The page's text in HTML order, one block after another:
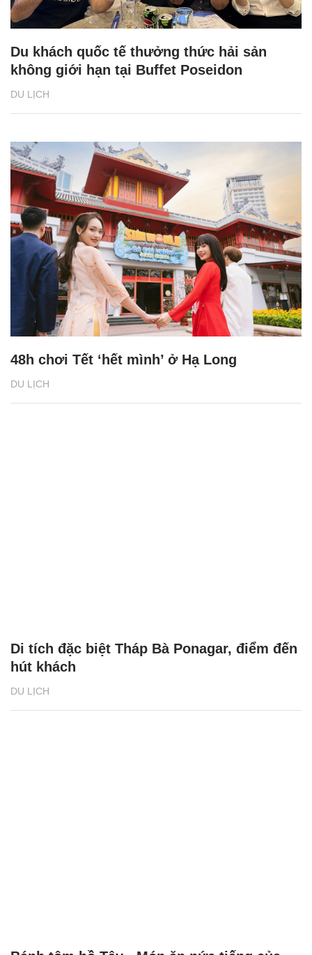
DU LỊCH
Du khách quốc tế thưởng thức hải sản
không giới hạn tại Buffet Poseidon
DU LỊCH
48h chơi Tết ‘hết mình’ ở Hạ Long
DU LỊCH
Di tích đặc biệt Tháp Bà Ponagar, điểm đến
hút khách